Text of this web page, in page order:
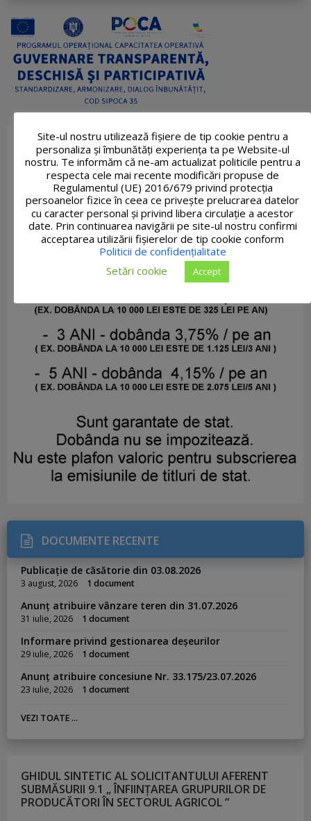
DOCUMENTE RECENTE
Publicație de căsătorie din 03.08.2026
3 august, 2026 1 document
Anunț atribuire vânzare teren din 31.07.2026
31 iulie, 2026 1 document
Informare privind gestionarea deșeurilor
29 iulie, 2026 1 document
Anunț atribuire concesiune Nr. 33.175/23.07.2026
23 iulie, 2026 1 document
VEZI TOATE ...
GHIDUL SINTETIC AL SOLICITANTULUI AFERENT
SUBMĂSURII 9.1 „ ÎNFIINȚAREA GRUPURILOR DE
PRODUCĂTORI ÎN SECTORUL AGRICOL ”
Site-ul nostru utilizează fişiere de tip cookie pentru a
personaliza și îmbunătăți experiența ta pe Website-ul
nostru. Te informăm că ne-am actualizat politicile pentru a
respecta cele mai recente modificări propuse de
Regulamentul (UE) 2016/679 privind protecția
persoanelor fizice în ceea ce privește prelucrarea datelor
cu caracter personal și privind libera circulație a acestor
date. Prin continuarea navigării pe site-ul nostru confirmi
acceptarea utilizării fişierelor de tip cookie conform
Politicii de confidențialitate
Setări cookie
Accept